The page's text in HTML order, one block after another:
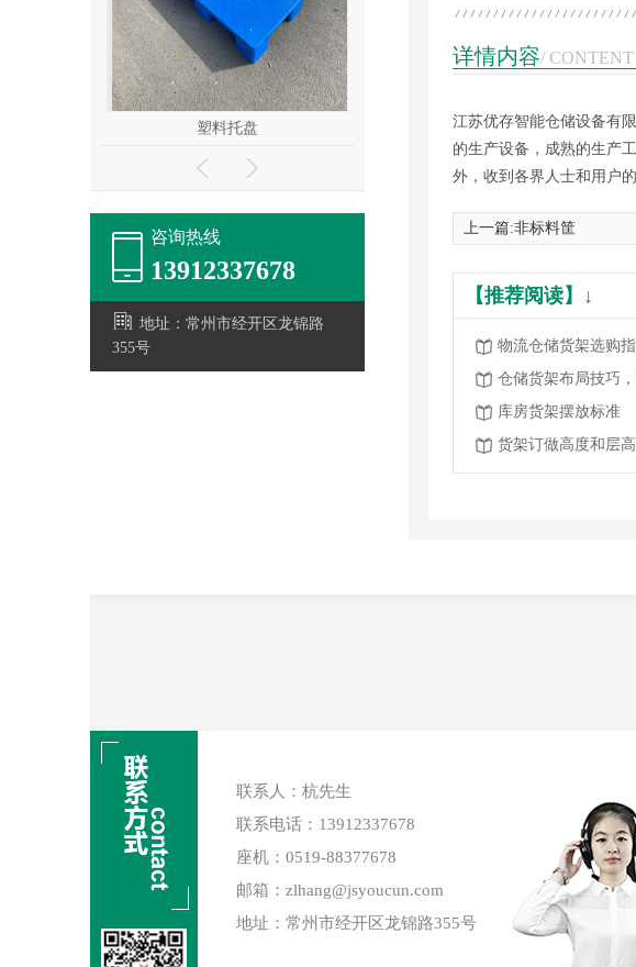
塑料托盘 重型货架带层板
咨询热线
13912337678
地址：常州市经开区龙锦路
355号
详情内容/
江苏优存智能仓储设备有
的生产设备，成熟的生产
外，收到各界人士和用户的
上一篇:非标料筐
【推荐阅读】↓
仓储货架布局技巧
库房货架摆放标准
货架订做高度和层
联系人：杭先生
联系电话：13912337678
座机：0519-88377678
邮箱：zlhang@jsyoucun.com
地址：常州市经开区龙锦路355号